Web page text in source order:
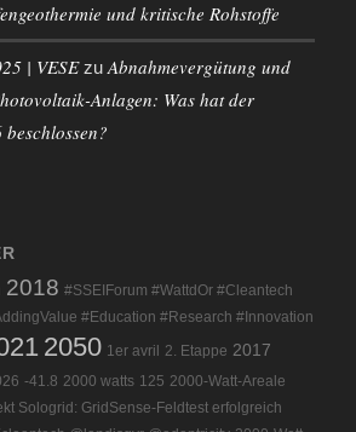
und kritische Rohstoffe
| VESEzu Abnahmevergütung und
Anlagen: Was hat der
2018 #SSEIForum #WattdOr #Cleantech
#Education #Research #Innovation
2050 1er avril 2. Etappe 2017
-41.8 2000 watts 125 2000-Watt-Areale
Sologrid: GridSense-Feldtest erfolgreich